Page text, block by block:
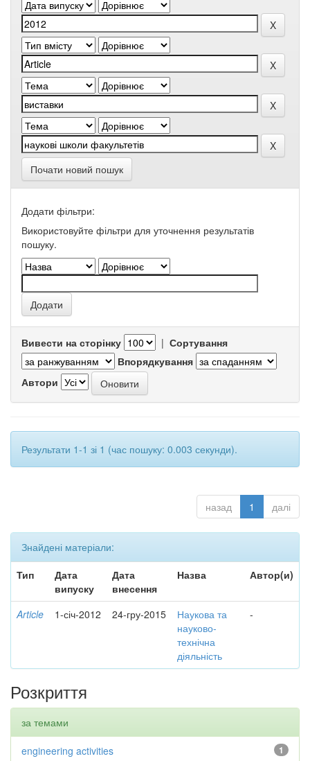
Почати новий пошук
Додати фільтри:
Використовуйте фільтри для уточнення результатів
пошуку.
Вивести на сторінку | Сортування
Впорядкування
Автори
Результати 1-1 зі 1 (час пошуку: 0.003 секунди).
назад 1 далі
Знайдені матеріали:
Тип
Дата
випуску
Дата
внесення
Назва Автор(и)
Article 1-січ-2012 24-гру-2015
Наукова та
науково-
технічна
діяльність
-
Розкриття
за темами
1
engineering activities